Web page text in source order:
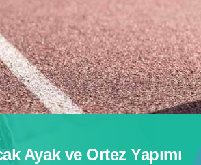
Ayak ve Ortez Yapımı